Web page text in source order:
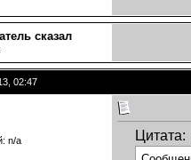
сказал
02:47
n/a
Цитата: